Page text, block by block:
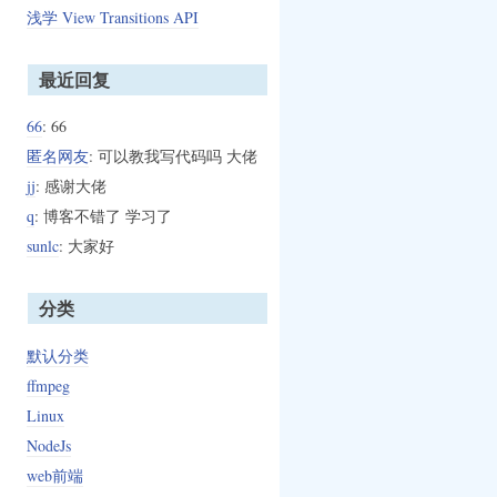
浅学 View Transitions API
最近回复
66: 66
匿名网友: 可以教我写代码吗 大佬
jj: 感谢大佬
q: 博客不错了 学习了
sunlc: 大家好
分类
默认分类
ffmpeg
Linux
NodeJs
web前端